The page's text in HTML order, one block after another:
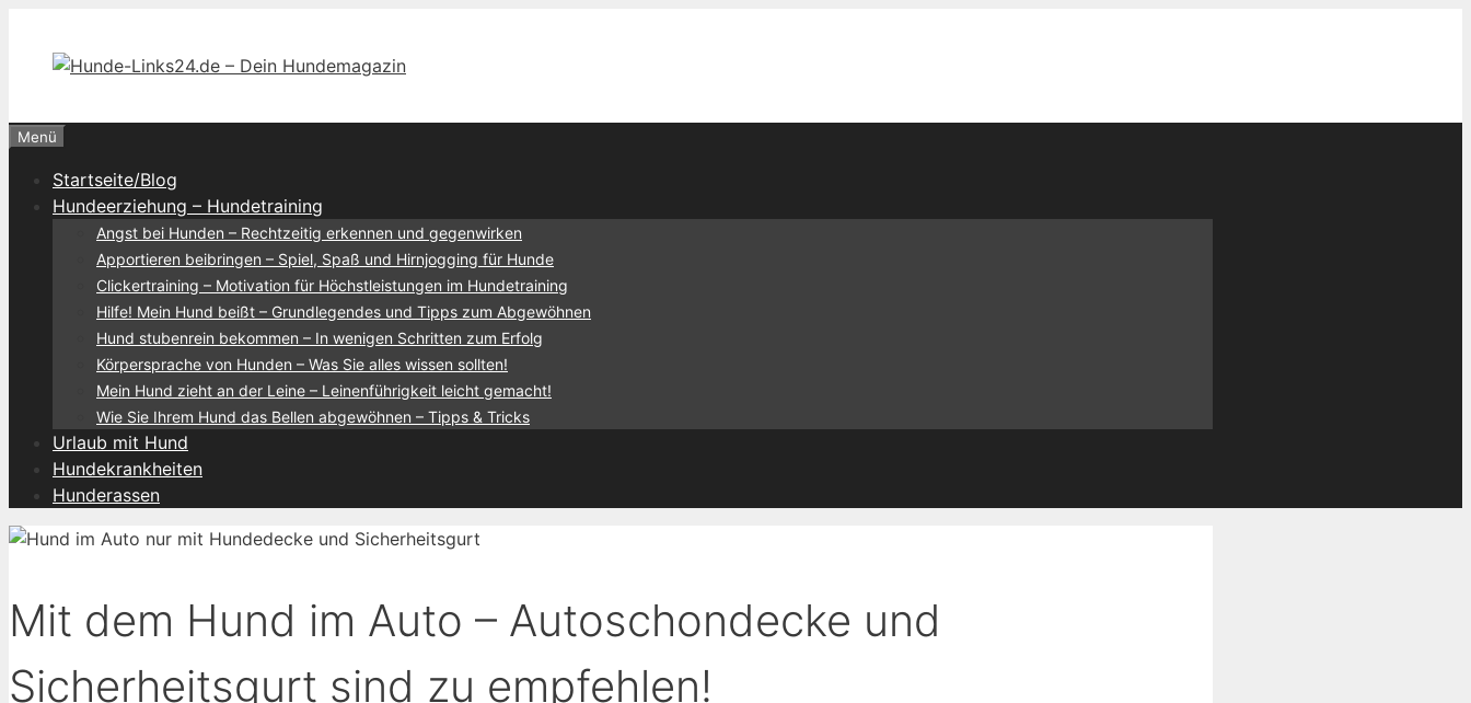
springen
Menü
Startseite/Blog
Hundeerziehung – Hundetraining
Angst bei Hunden – Rechtzeitig erkennen und gegenwirken
Apportieren beibringen – Spiel, Spaß und Hirnjogging für Hunde
Clickertraining – Motivation für Höchstleistungen im Hundetraining
Hilfe! Mein Hund beißt – Grundlegendes und Tipps zum Abgewöhnen
Hund stubenrein bekommen – In wenigen Schritten zum Erfolg
Körpersprache von Hunden – Was Sie alles wissen sollten!
Mein Hund zieht an der Leine – Leinenführigkeit leicht gemacht!
Wie Sie Ihrem Hund das Bellen abgewöhnen – Tipps & Tricks
Urlaub mit Hund
Hundekrankheiten
Hunderassen
Mit dem Hund im Auto – Autoschondecke und
Sicherheitsgurt sind zu empfehlen!